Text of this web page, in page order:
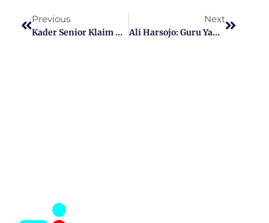
Previous
Kader Senior Klaim Mayoritas Konstituen Dukung Anies, Kader Muda PAN: Jangan Berasumsi
Next
Ali Harsojo: Guru Yang Meninggalkan Jejak Lewat Tulisan Dan Dedikasi Literasi